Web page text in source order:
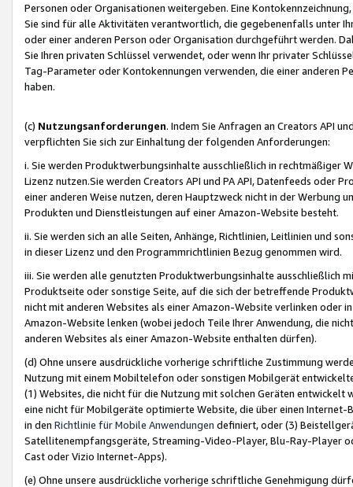
Personen oder Organisationen weitergeben. Eine
Sie sind für alle Aktivitäten verantwortlich, die gegebenenfalls unter
oder einer anderen Person oder Organisation durchgeführt werden.
Sie Ihren privaten Schlüssel verwendet, oder wenn Ihr privater
Tag-Parameter oder Kontokennungen verwenden, die einer anderen
haben.
(c) Nutzungsanforderungen. Indem Sie Anfragen an Creators API
verpflichten Sie sich zur Einhaltung der folgenden Anforderungen:
i. Sie werden Produktwerbungsinhalte ausschließlich in rechtmäßiger
Lizenz nutzen.Sie werden Creators API und PA API, Datenfeeds oder
einer anderen Weise nutzen, deren Hauptzweck nicht in der Werbung
Produkten und Dienstleistungen auf einer Amazon-Website besteht.
ii. Sie werden sich an alle Seiten, Anhänge, Richtlinien, Leitlinien und
in dieser Lizenz und den Programmrichtlinien Bezug genommen wird.
iii. Sie werden alle genutzten Produktwerbungsinhalte ausschließlich
Produktseite oder sonstige Seite, auf die sich der betreffende
nicht mit anderen Websites als einer Amazon-Website verlinken oder
Amazon-Website lenken (wobei jedoch Teile Ihrer Anwendung, die
anderen Websites als einer Amazon-Website enthalten dürfen).
(d) Ohne unsere ausdrückliche vorherige schriftliche Zustimmung
Nutzung mit einem Mobiltelefon oder sonstigen Mobilgerät
(1) Websites, die nicht für die Nutzung mit solchen Geräten
eine nicht für Mobilgeräte optimierte Website, die über einen
in den Richtlinie für Mobile Anwendungen definiert, oder (3)
Satellitenempfangsgeräte, Streaming-Video-Player, Blu-Ray-Player
Cast oder Vizio Internet-Apps).
(e) Ohne unsere ausdrückliche vorherige schriftliche Genehmigung